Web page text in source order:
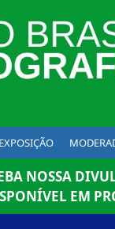
EXPOSIÇÃO
NOSSA
EM